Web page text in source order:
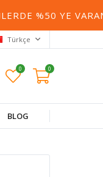
%50 YE VARAN
Türkçe
0 0
BLOG